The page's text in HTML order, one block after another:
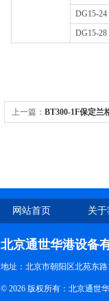
DG15-24
DG15-28
上一篇： BT300-1F保定兰
网站首页 关
北京通世华港设备
地址：北京市朝阳区北苑东路
© 2026 版权所有：北京通世